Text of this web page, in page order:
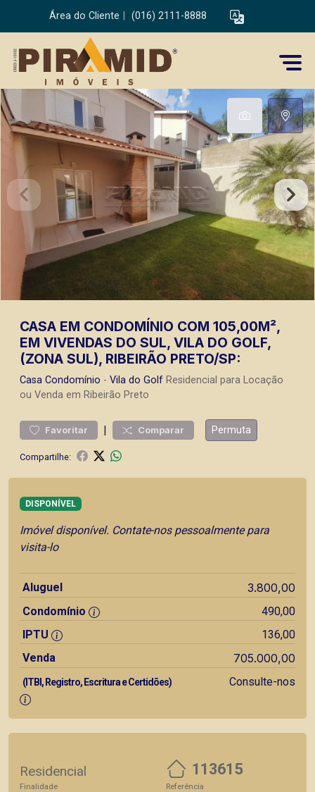
Área do Cliente (016) 2111-8888
CASA EM CONDOMÍNIO COM 105,00M²,
EM VIVENDAS DO SUL, VILA DO GOLF,
(ZONA SUL), RIBEIRÃO PRETO/SP:
Casa Condomínio - Vila do Golf Residencial para Locação
ou Venda em Ribeirão Preto
Favoritar | Comparar Permuta
Compartilhe:
DISPONÍVEL
Imóvel disponível. Contate-nos pessoalmente para
visita-lo
Aluguel 3.800,00
Condomínio
490,00
IPTU
136,00
Venda
705.000,00
(ITBI, Registro, Escritura e Certidões) Consulte-nos
Residencial
Finalidade
113615
Referência